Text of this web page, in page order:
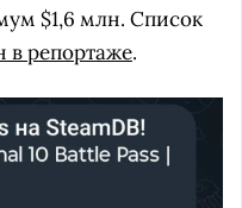
$1,6 млн. Список
в репортаже.